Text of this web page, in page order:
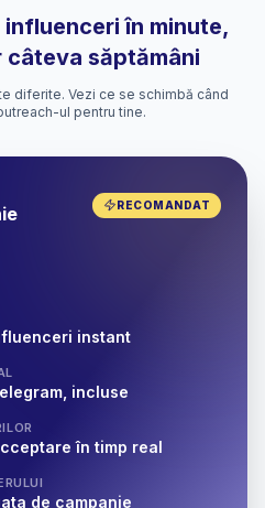
în minute,
săptămâni
diferite. Vezi ce se schimbă când
ul pentru tine.
RECOMANDAT
instant
incluse
în timp real
de campanie